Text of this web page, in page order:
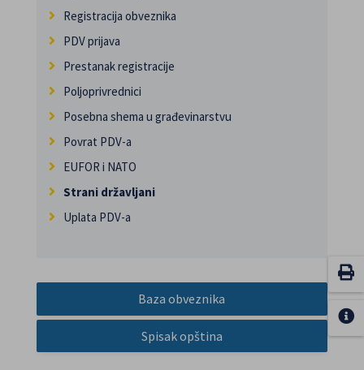
Registracija obveznika
PDV prijava
Prestanak registracije
Poljoprivrednici
Posebna shema u građevinarstvu
Povrat PDV-a
EUFOR i NATO
Strani državljani
Uplata PDV-a
Baza obveznika
Spisak opština